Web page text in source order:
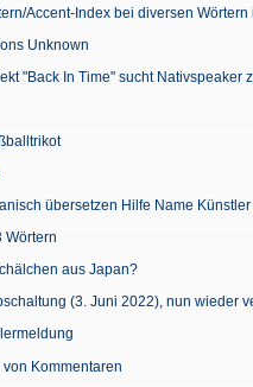
Accent-Index bei diversen
Unknown
"Back In Time" sucht Nativspeaker
übersetzen Hilfe Name
Wörtern
aus Japan?
(3. Juni 2022), nun wieder
Kommentaren